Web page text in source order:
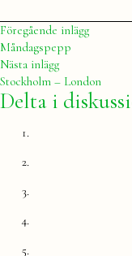
Inläggsnavigering
Föregående inlägg
Måndagspepp
Nästa inläggNästa
inlägg:
Stockholm – London
Delta i